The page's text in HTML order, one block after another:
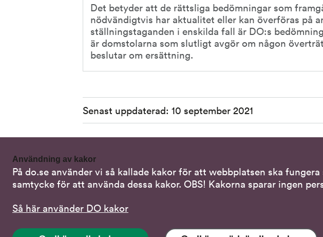
Användning av kakor
På do.se använder vi så kallade kakor för att webbplatsen ska
samtycke för att använda dessa kakor. OBS! Kakorna sparar ingen
Så här använder DO kakor
Det betyder att de rättsliga bedömningar som
nödvändigtvis har aktualitet eller kan överföras på
ställningstaganden i enskilda fall är DO:s
är domstolarna som slutligt avgör om någon
beslutar om ersättning.
Sidinformation
Senast uppdaterad: 10 september 2021
Kontakta oss
08-120 20 700
do@do.se
Alternativa kontaktsätt